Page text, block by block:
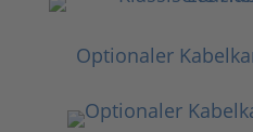
Optionaler